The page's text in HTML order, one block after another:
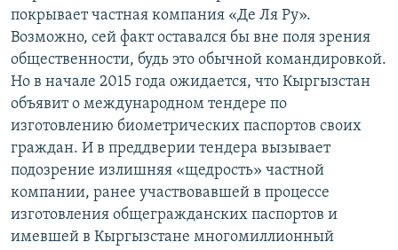
покрывает частная компания «Де Ля Ру».
Возможно, сей факт оставался бы вне поля зрения
общественности, будь это обычной командировкой.
Но в начале 2015 года ожидается, что Кыргызстан
объявит о международном тендере по
изготовлению биометрических паспортов своих
граждан. И в преддверии тендера вызывает
подозрение излишняя «щедрость» частной
компании, ранее участвовавшей в процессе
изготовления общегражданских паспортов и
имевшей в Кыргызстане многомиллионный